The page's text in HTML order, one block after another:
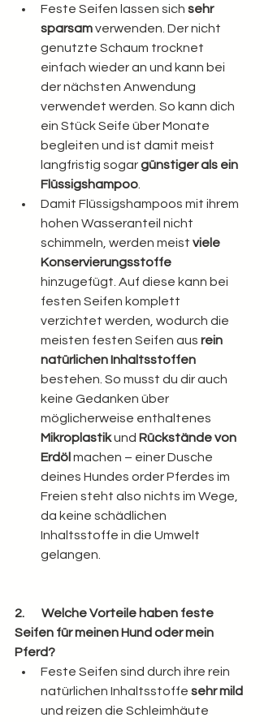
Feste Seifen lassen sich sehr
sparsam verwenden. Der nicht
genutzte Schaum trocknet
einfach wieder an und kann bei
der nächsten Anwendung
verwendet werden. So kann dich
ein Stück Seife über Monate
begleiten und ist damit meist
langfristig sogar günstiger als ein
Flüssigshampoo
Damit Flüssigshampoos mit ihrem
hohen Wasseranteil nicht
schimmeln, werden meist viele
Konservierungsstoffe
hinzugefügt. Auf diese kann bei
festen Seifen komplett
verzichtet werden, wodurch die
meisten festen Seifen aus rein
natürlichen Inhaltsstoffen
bestehen. So musst du dir auch
keine Gedanken über
möglicherweise enthaltenes
Mikroplastik und Rückstände von
Erdöl machen – einer Dusche
deines Hundes order Pferdes im
Freien steht also nichts im Wege,
da keine schädlichen
Inhaltsstoffe in die Umwelt
gelangen.
2.       Welche Vorteile haben feste
Seifen für meinen Hund oder mein
Pferd?
Feste Seifen sind durch ihre rein
natürlichen Inhaltsstoffe sehr mild
und reizen die Schleimhäute